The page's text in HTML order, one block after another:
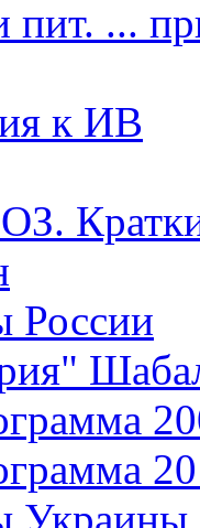
пит. ...
к ИВ
России
Украины